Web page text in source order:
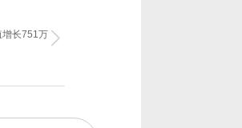
长751万